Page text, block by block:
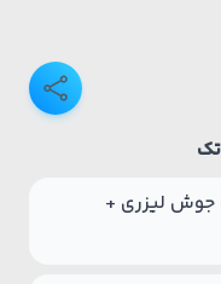
جوش لیزری +